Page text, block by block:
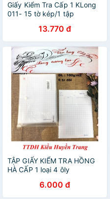
Giấy Kiểm Tra Cấp 1 KLong
011- 15 tờ kép/1 tập
13.770 đ
TẬP GIẤY KIỂM TRA HỒNG
HÀ CẤP 1 loại 4 ôly
6.000 đ